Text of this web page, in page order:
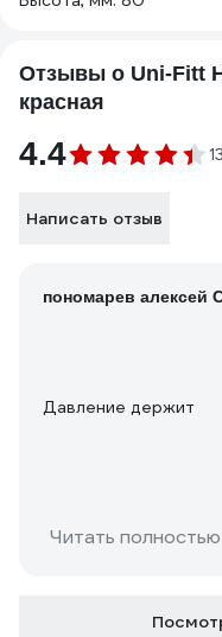
Отзывы о Uni-Fitt
красная
4.4
Написать отзыв
Давление держит
Читать полностью